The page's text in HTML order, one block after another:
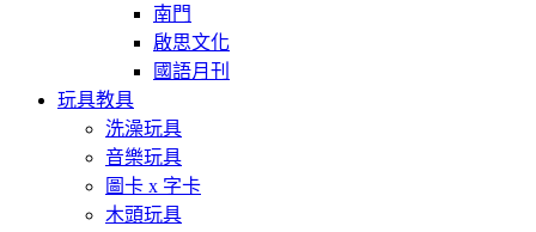
南門
啟思文化
國語月刊
玩具教具
洗澡玩具
音樂玩具
圖卡 x 字卡
木頭玩具